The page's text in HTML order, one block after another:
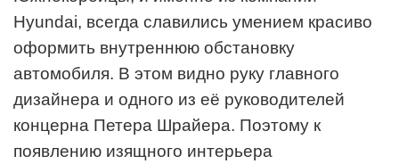
Hyundai, всегда славились умением красиво
оформить внутреннюю обстановку
автомобиля. В этом видно руку главного
дизайнера и одного из её руководителей
концерна Петера Шрайера. Поэтому к
появлению изящного интерьера